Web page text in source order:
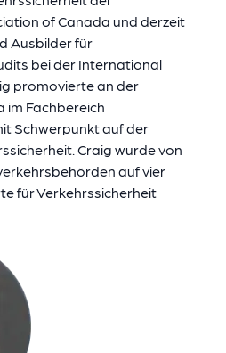
of Canada und derzeit
Ausbilder für
bei der International
promovierte an der
im Fachbereich
Schwerpunkt auf der
Craig wurde von
auf vier
für Verkehrssicherheit